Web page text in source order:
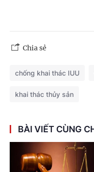
Chia sẻ
chống khai thác IUU
khai thác thủy sản
BÀI VIẾT CÙNG